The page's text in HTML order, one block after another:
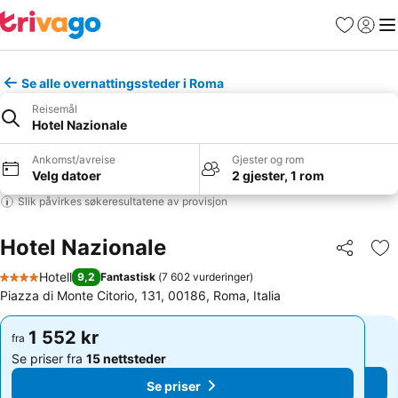
Favoritter
Logg
Se alle overnattingssteder i Roma
Reisemål
Hotel Nazionale
Ankomst/avreise
Velg datoer
Gjester og rom
2 gjester, 1 rom
Slik påvirkes søkeresultatene av provisjon
Hotel Nazionale Del
4 Stjerner
Hotell 9,2 Fantastisk (7 602 vurderinger)
Piazza di Monte Citorio, 131, 00186, Roma, Italia
fra 1 552 kr
Se priser fra 15 nettsteder
Se priser
fra 1 552 kr
Se priser fra 15 nettsteder
Se priser